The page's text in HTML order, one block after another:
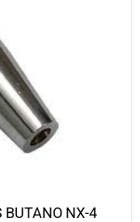
BUTANO NX-4